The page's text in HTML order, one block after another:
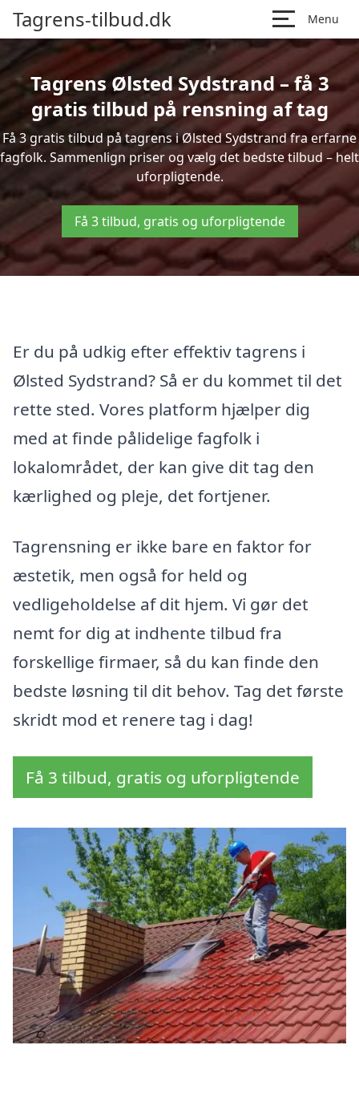
Tagrens-tilbud.dk Menu
Tagrens Ølsted Sydstrand – få 3
gratis tilbud på rensning af tag
Få 3 gratis tilbud på tagrens i Ølsted Sydstrand fra erfarne
fagfolk. Sammenlign priser og vælg det bedste tilbud – helt
uforpligtende.
Få 3 tilbud, gratis og uforpligtende
Er du på udkig efter effektiv tagrens i
Ølsted Sydstrand? Så er du kommet til det
rette sted. Vores platform hjælper dig
med at finde pålidelige fagfolk i
lokalområdet, der kan give dit tag den
kærlighed og pleje, det fortjener.
Tagrensning er ikke bare en faktor for
æstetik, men også for held og
vedligeholdelse af dit hjem. Vi gør det
nemt for dig at indhente tilbud fra
forskellige firmaer, så du kan finde den
bedste løsning til dit behov. Tag det første
skridt mod et renere tag i dag!
Få 3 tilbud, gratis og uforpligtende